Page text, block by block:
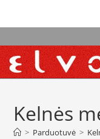
Kelnės
> Parduotuvė >